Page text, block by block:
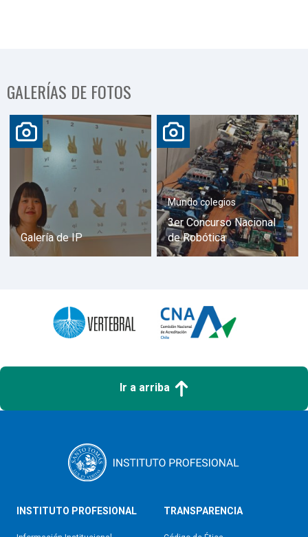
GALERÍAS DE FOTOS
Galería de IP
Mundo colegios
3er Concurso Nacional
de Robótica
Ir a arriba
INSTITUTO PROFESIONAL TRANSPARENCIA